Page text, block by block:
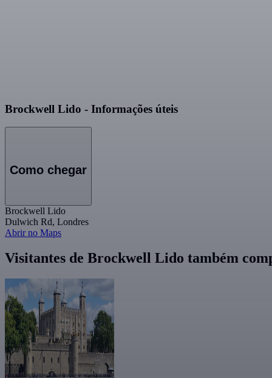
Brockwell Lido - Informações úteis
Como chegar
Brockwell Lido
Dulwich Rd, Londres
Abrir no Maps
Visitantes de Brockwell Lido também